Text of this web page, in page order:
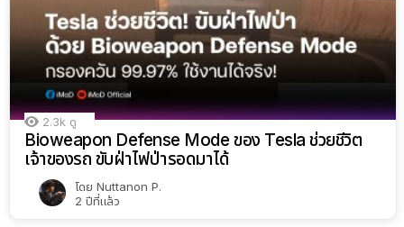
2.3k ดู
Bioweapon Defense Mode ของ Tesla ช่วยชีวิต
เจ้าของรถ ขับฝ่าไฟป่ารอดมาได้
โดย Nuttanon P.
2 ปีที่แล้ว